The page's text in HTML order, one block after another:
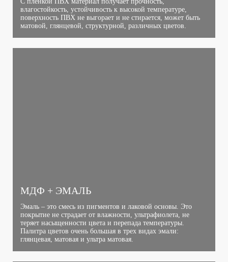
влагостойкость, устойчивость к высокой температуре,
поверхность ПВХ не выгорает и не стирается, может быть
матовой, глянцевой, структурной, различных цветов.
МДФ + ЭМАЛЬ
Эмаль – это смесь из пигментов и лаковой основы. Это
покрытие не страдает от влажности, ультрафиолета, не
теряет насыщенности цвета и перепада температуры.
Палитра цветов очень большая в трех видах эмали:
глянцевая, матовая и ультра матовая.